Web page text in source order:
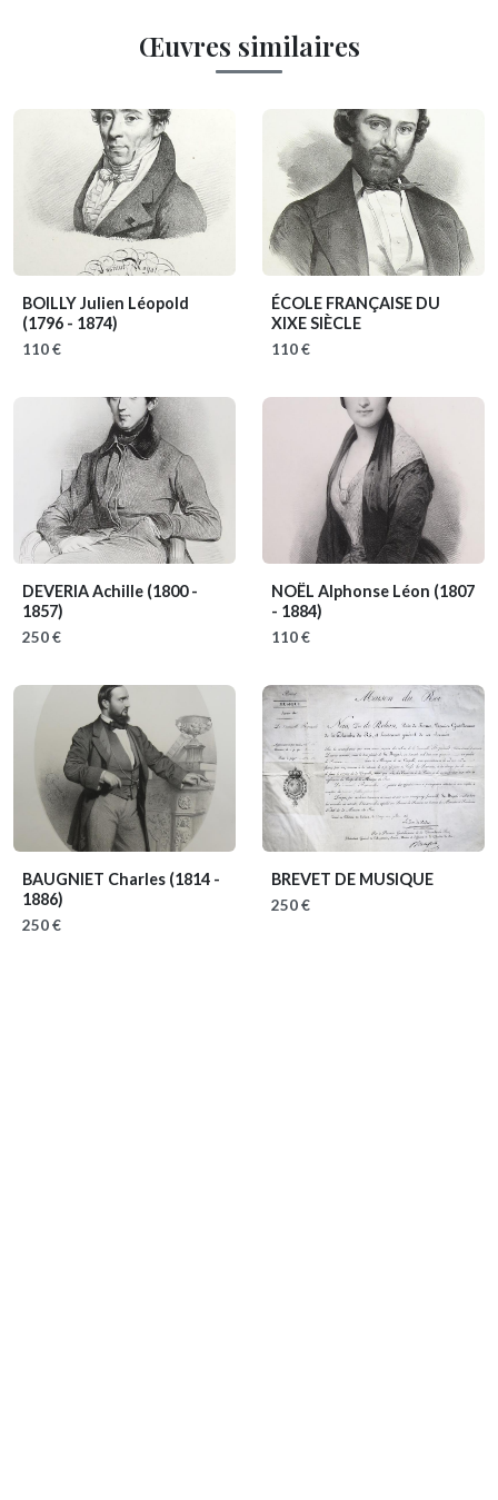
Œuvres similaires
BOILLY Julien Léopold
(1796 - 1874)
110 €
ÉCOLE FRANÇAISE DU
XIXE SIÈCLE
110 €
DEVERIA Achille (1800 -
1857)
250 €
NOËL Alphonse Léon (1807
- 1884)
110 €
BAUGNIET Charles (1814 -
1886)
250 €
BREVET DE MUSIQUE
250 €